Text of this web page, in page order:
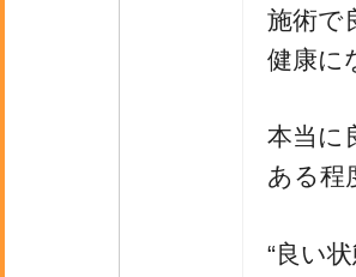
施術で
健康に
本当に
ある程
“良い状